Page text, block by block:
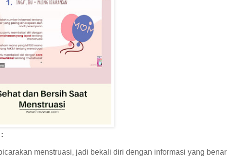
menstruasi, jadi bekali diri dengan informasi yang benar